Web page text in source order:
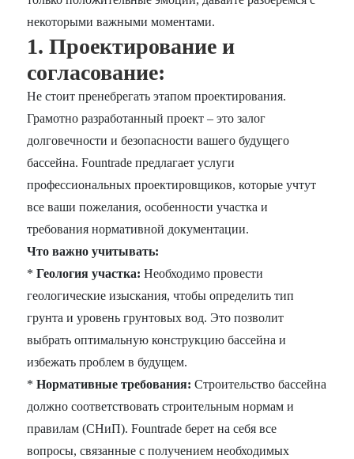
некоторыми важными моментами.
1. Проектирование и
согласование:
Не стоит пренебрегать этапом проектирования.
Грамотно разработанный проект – это залог
долговечности и безопасности вашего будущего
бассейна. Fountrade предлагает услуги
профессиональных проектировщиков, которые учтут
все ваши пожелания, особенности участка и
требования нормативной документации.
Что важно учитывать:
*Геология участка: Необходимо провести
геологические изыскания, чтобы определить тип
грунта и уровень грунтовых вод. Это позволит
выбрать оптимальную конструкцию бассейна и
избежать проблем в будущем.
*Нормативные требования: Строительство бассейна
должно соответствовать строительным нормам и
правилам (СНиП). Fountrade берет на себя все
вопросы, связанные с получением необходимых